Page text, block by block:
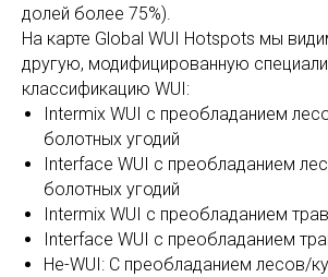
долей более 75%).
На карте Global WUI Hotspots мы
другую, модифицированную
классификацию WUI:
Intermix WUI с преобладанием
болотных угодий
Interface WUI с преобладанием
болотных угодий
Intermix WUI с преобладанием
Interface WUI с преобладанием
Не-WUI: С преобладанием лесов/